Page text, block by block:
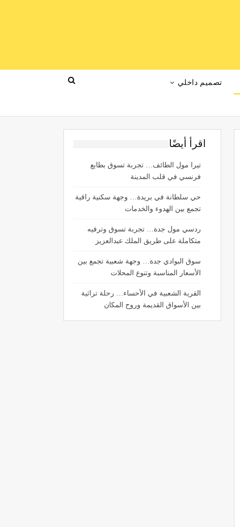
تصميم داخلي
اقرأ أيضًا
تيرا مول الطائف… تجربة تسوق بطابع
فرنسي في قلب المدينة
حي سلطانة في بريدة… وجهة سكنية راقية
تجمع بين الهدوء والخدمات
ردسي مول جدة… تجربة تسوق وترفيه
متكاملة على طريق الملك عبدالعزيز
سوق البوادي جدة… وجهة شعبية تجمع بين
الأسعار المناسبة وتنوع المحلات
القرية الشعبية في الأحساء… رحلة تراثية
بين الأسواق القديمة وروح المكان